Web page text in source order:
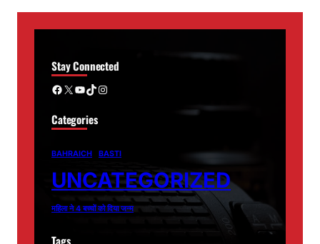
Stay Connected
Facebook X YouTube TikTok Instagram
Categories
BAHRAICH BASTI
UNCATEGORIZED
महिला ने 4 बच्चों को दिया जन्म
Tags